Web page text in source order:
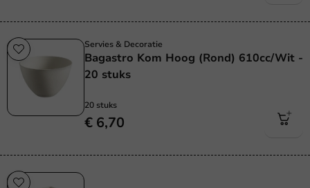
Servies & Decoratie
Bagastro Kom Hoog (Rond) 610cc/Wit -
20 stuks
20 stuks
€ 6,70